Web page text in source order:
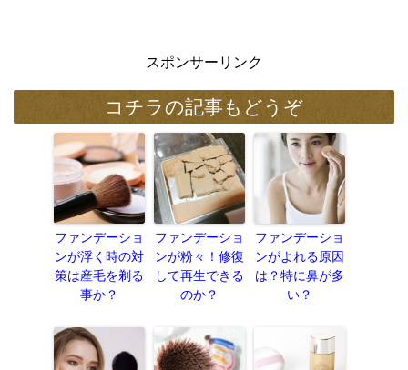
スポンサーリンク
コチラの記事もどうぞ
ファンデーショ
ンが浮く時の対
策は産毛を剃る
事か？
ファンデーショ
ンが粉々！修復
して再生できる
のか？
ファンデーショ
ンがよれる原因
は？特に鼻が多
い？